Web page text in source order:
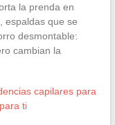
la prenda en
espaldas que se
desmontable:
cambian la
capilares para
ti